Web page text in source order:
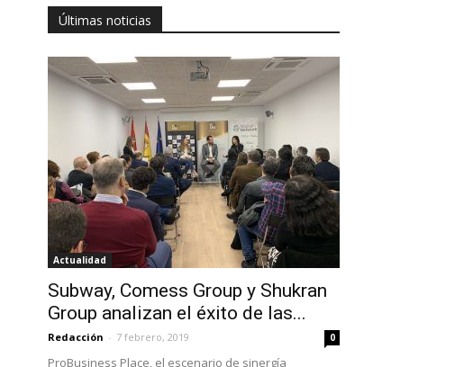
Últimas noticias
Actualidad
Subway, Comess Group y Shukran
Group analizan el éxito de las...
Redacción - 7 febrero, 2019 0
ProBusiness Place, el escenario de sinergía